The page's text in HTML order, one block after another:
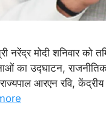
नरेंद्र मोदी शनिवार
का उद्घाटन,
आरएन रवि,